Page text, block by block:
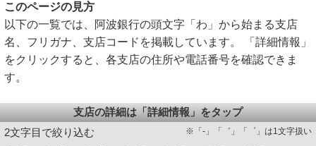
このページの見方
以下の一覧では、阿波銀行の頭文字「わ」から始まる支店
名、フリガナ、支店コードを掲載しています。 「詳細情報」
をクリックすると、各支店の住所や電話番号を確認できま
す。
支店の詳細は「詳細情報」をタップ
2文字目で絞り込む
※「-」「゛」「゜」は1文字扱い